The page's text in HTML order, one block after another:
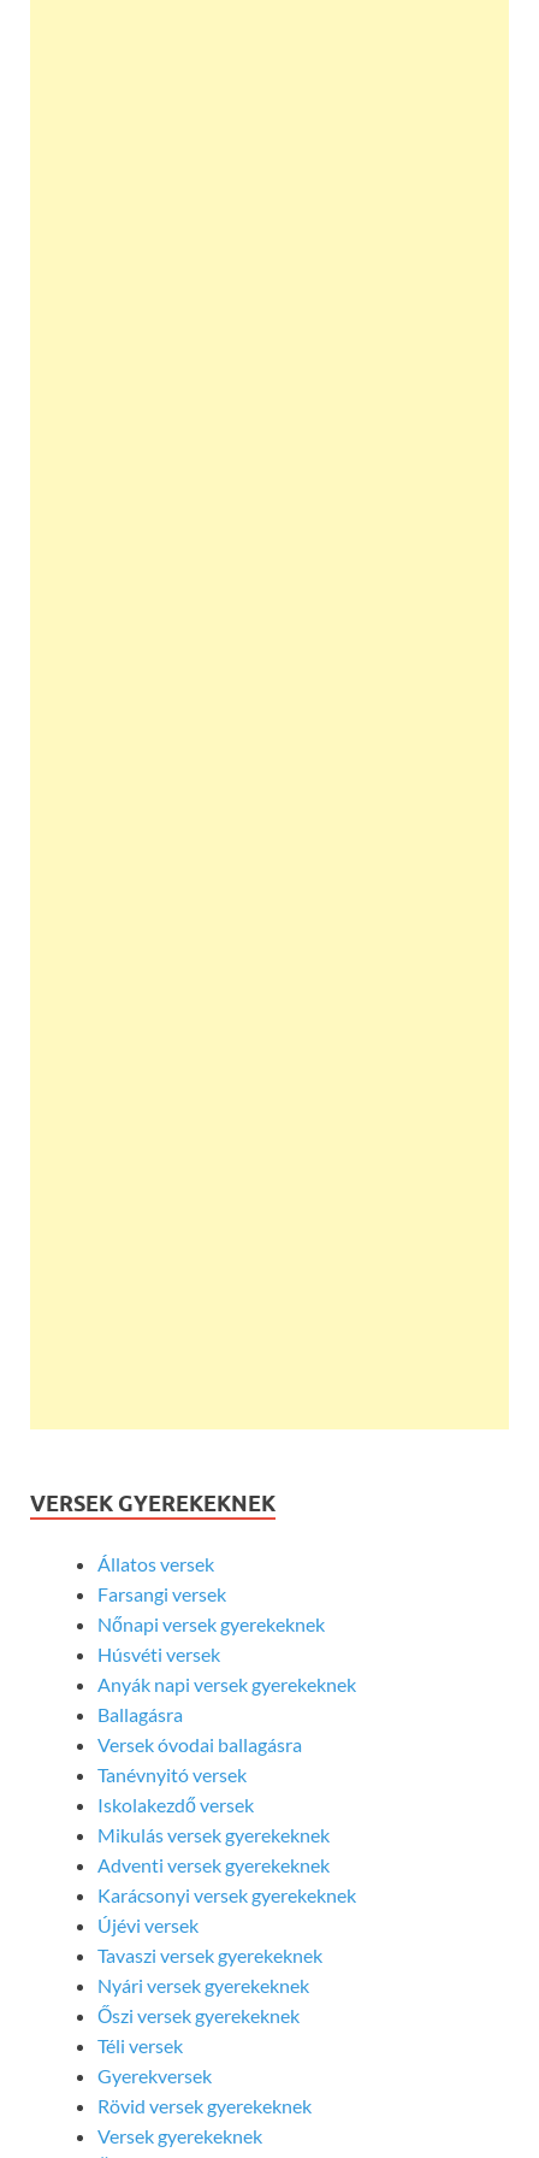
VERSEK GYEREKEKNEK
Állatos versek
Farsangi versek
Nőnapi versek gyerekeknek
Húsvéti versek
Anyák napi versek gyerekeknek
Ballagásra
Versek óvodai ballagásra
Tanévnyitó versek
Iskolakezdő versek
Mikulás versek gyerekeknek
Adventi versek gyerekeknek
Karácsonyi versek gyerekeknek
Újévi versek
Tavaszi versek gyerekeknek
Nyári versek gyerekeknek
Őszi versek gyerekeknek
Téli versek
Gyerekversek
Rövid versek gyerekeknek
Versek gyerekeknek